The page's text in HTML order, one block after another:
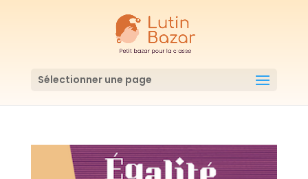
Sélectionner une page